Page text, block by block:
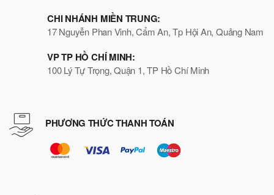
CHI NHÁNH MIỀN TRUNG:
17 Nguyễn Phan Vinh, Cẩm An, Tp Hội An, Quảng Nam
VP TP HỒ CHÍ MINH:
100 Lý Tự Trọng, Quận 1, TP Hồ Chí Minh
PHƯƠNG THỨC THANH TOÁN